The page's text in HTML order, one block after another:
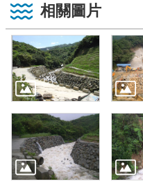
相關圖片